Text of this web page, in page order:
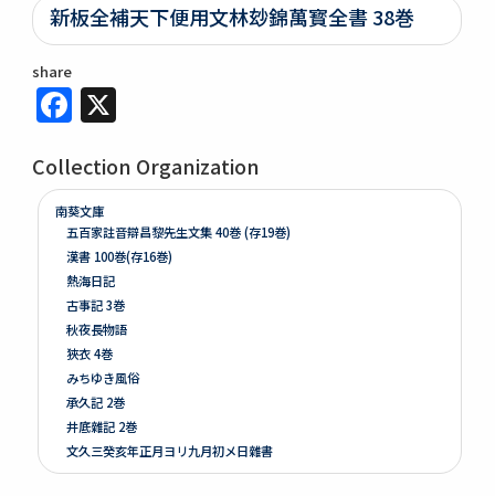
新板全補天下便用文林玅錦萬寳全書 38巻
share
Facebook
Collection Organization
南葵文庫
五百家註音辯昌黎先生文集 40巻 (存19巻)
漢書 100巻(存16巻)
熱海日記
古事記 3巻
秋夜長物語
狹衣 4巻
みちゆき風俗
承久記 2巻
井底雜記 2巻
文久三癸亥年正月ヨリ九月初メ日雜書
遍照發揮性靈集 10巻